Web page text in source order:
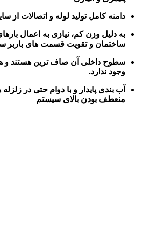
دامنه کامل تولید لوله و اتصالات از سایز ۴۰ تا ۲۰۰
به دلیل وزن کم، نیازی به اعمال
ساختمان و تقویت قسمت های باربر
سطوح داخلی آن صاف ترین هستند و
وجود ندارد.
آب بندی پایدار و با دوام حتی در
منعطف بودن بالای سیستم